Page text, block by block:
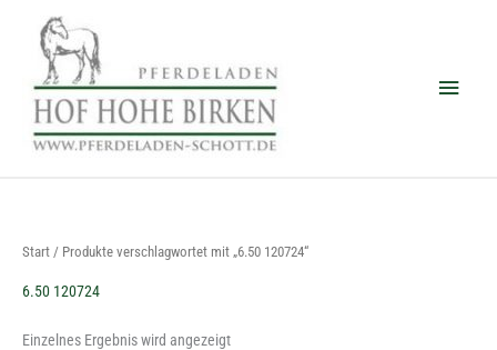
springen
Start / Produkte verschlagwortet mit „6.50 120724“
6.50 120724
Einzelnes Ergebnis wird angezeigt